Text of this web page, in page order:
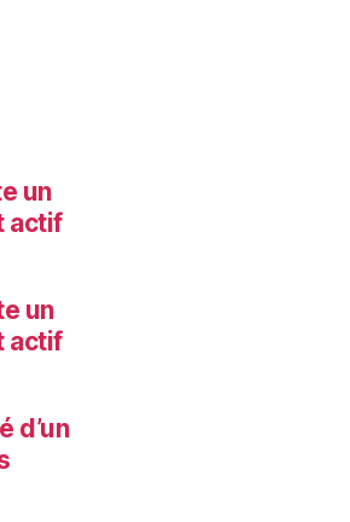
un
actif
un
actif
d’un